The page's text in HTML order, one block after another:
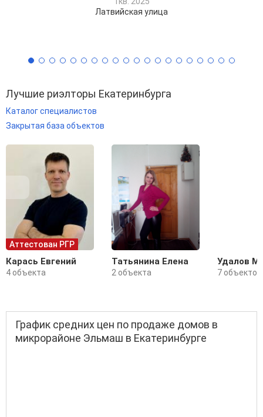
Латвийская улица
Лучшие риэлторы Екатеринбурга
Каталог специалистов
Закрытая база объектов
Аттестован РГР
Карась Евгений
4 объекта
Татьянина Елена
2 объекта
Удалов
7 объектов
График средних цен по продаже домов в
микрорайоне Эльмаш в Екатеринбурге